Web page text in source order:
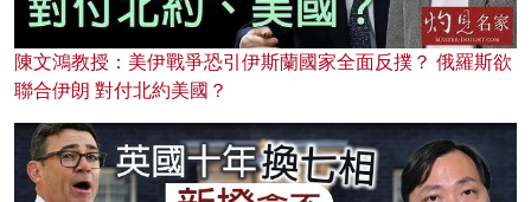
陳文鴻教授：美伊戰爭恐引伊斯蘭國家全面反撲？ 俄羅斯欲
聯合伊朗 對付北約美國？